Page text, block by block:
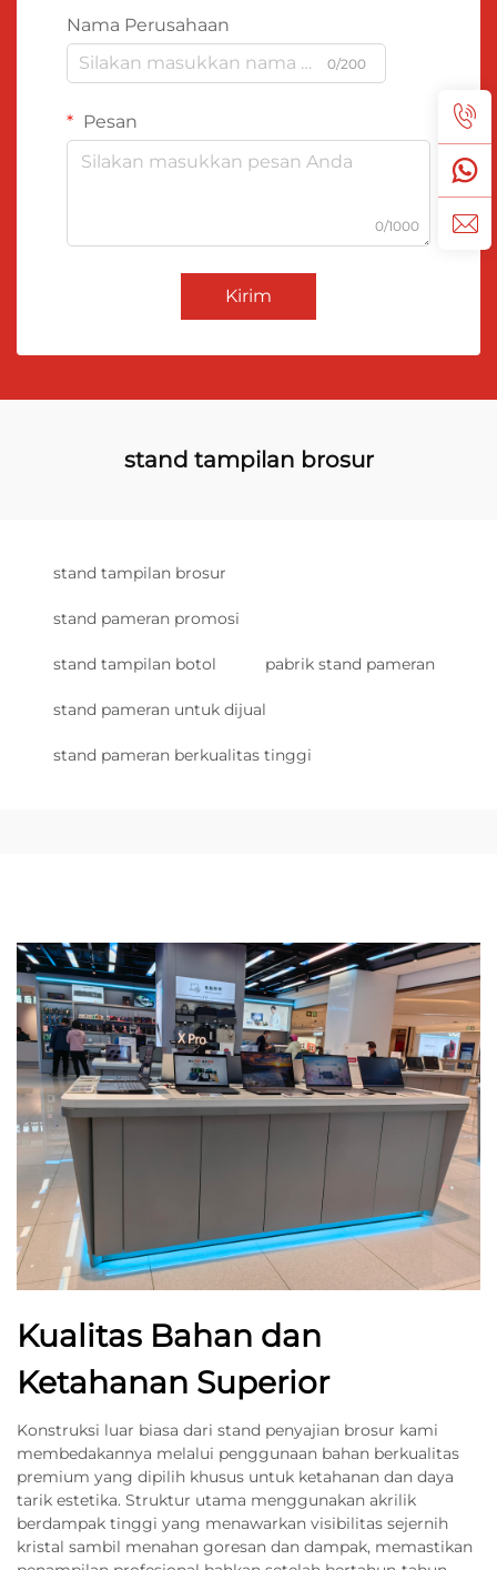
Nama Perusahaan
0/200
Pesan
0/1000
Kirim
stand tampilan brosur
stand tampilan brosur
stand pameran promosi
stand tampilan botol pabrik stand pameran
stand pameran untuk dijual
stand pameran berkualitas tinggi
Kualitas Bahan dan
Ketahanan Superior
Konstruksi luar biasa dari stand penyajian brosur kami
membedakannya melalui penggunaan bahan berkualitas
premium yang dipilih khusus untuk ketahanan dan daya
tarik estetika. Struktur utama menggunakan akrilik
berdampak tinggi yang menawarkan visibilitas sejernih
kristal sambil menahan goresan dan dampak, memastikan